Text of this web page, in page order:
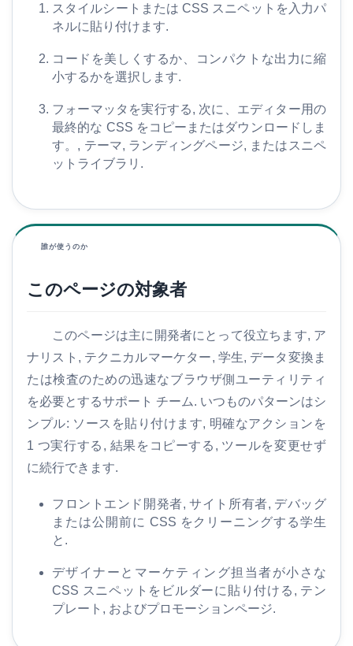
スタイルシートまたは CSS スニペットを入力パ
ネルに貼り付けます.
コードを美しくするか、コンパクトな出力に縮
小するかを選択します.
フォーマッタを実行する, 次に、エディター用の
最終的な CSS をコピーまたはダウンロードしま
す。, テーマ, ランディングページ, またはスニペ
ットライブラリ.
誰が使うのか
このページの対象者
このページは主に開発者にとって役立ちます, ア
ナリスト, テクニカルマーケター, 学生, データ変換ま
たは検査のための迅速なブラウザ側ユーティリティ
を必要とするサポート チーム. いつものパターンはシ
ンプル: ソースを貼り付けます, 明確なアクションを
1 つ実行する, 結果をコピーする, ツールを変更せず
に続行できます.
フロントエンド開発者, サイト所有者, デバッグ
または公開前に CSS をクリーニングする学生
と.
デザイナーとマーケティング担当者が小さな
CSS スニペットをビルダーに貼り付ける, テン
プレート, およびプロモーションページ.